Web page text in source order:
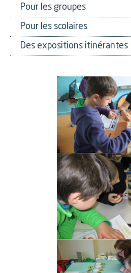
Pour les groupes
Pour les scolaires
Des expositions itinérantes